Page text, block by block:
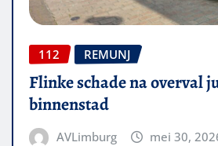
112 REMUNJ
Flinke schade na overval
binnenstad
AVLimburg mei 30,